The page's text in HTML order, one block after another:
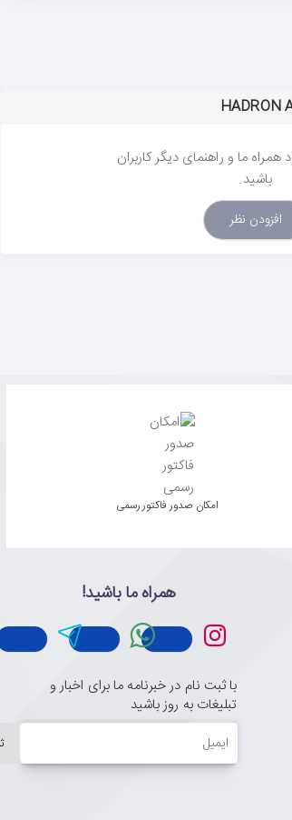
ما و راهنمای دیگر کاربران
باشید.
افزودن نظر
امکان صدور فاکتور رسمی
همراه ما باشید!
با ثبت نام در خبرنامه ما برای اخبار و
تبلیغات به روز باشید
ایمیل